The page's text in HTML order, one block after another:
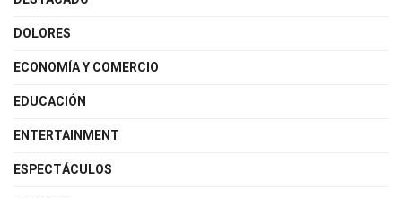
DOLORES
ECONOMÍA Y COMERCIO
EDUCACIÓN
ENTERTAINMENT
ESPECTÁCULOS